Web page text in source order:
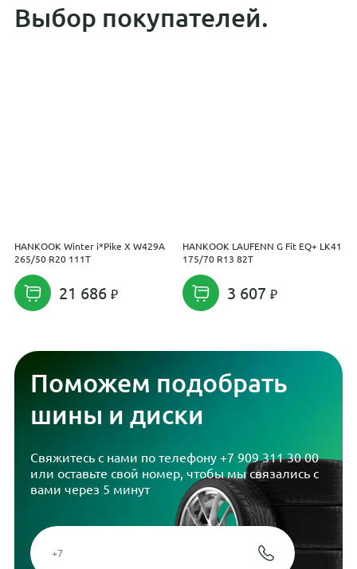
Выбор покупателей.
HANKOOK Winter i*Pike X W429A
265/50 R20 111T
21 686
HANKOOK LAUFENN G Fit EQ+ LK41
175/70 R13 82T
3 607
Поможем подобрать
шины и диски
Свяжитесь с нами по телефону +7 909 311 30 00
или оставьте свой номер, чтобы мы связались с
вами через 5 минут